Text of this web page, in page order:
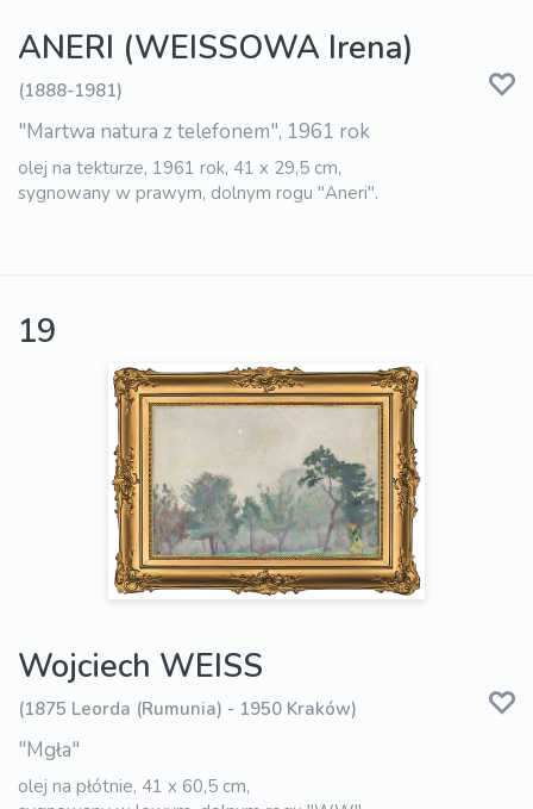
ANERI (WEISSOWA Irena)
(1888-1981)
"Martwa natura z telefonem", 1961 rok
olej na tekturze, 1961 rok, 41 x 29,5 cm,
sygnowany w prawym, dolnym rogu "Aneri".
19
Wojciech WEISS
(1875 Leorda (Rumunia) - 1950 Kraków)
"Mgła"
olej na płótnie, 41 x 60,5 cm,